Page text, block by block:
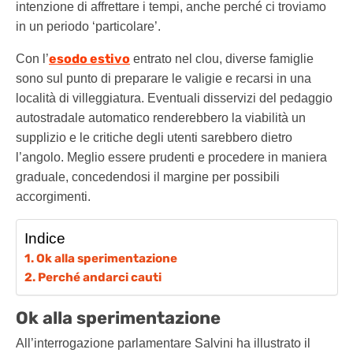
intenzione di affrettare i tempi, anche perché ci troviamo
in un periodo ‘particolare’.
Con l’esodo estivo entrato nel clou, diverse famiglie
sono sul punto di preparare le valigie e recarsi in una
località di villeggiatura. Eventuali disservizi del pedaggio
autostradale automatico renderebbero la viabilità un
supplizio e le critiche degli utenti sarebbero dietro
l’angolo. Meglio essere prudenti e procedere in maniera
graduale, concedendosi il margine per possibili
accorgimenti.
Indice
Ok alla sperimentazione
Perché andarci cauti
Ok alla sperimentazione
All’interrogazione parlamentare Salvini ha illustrato il